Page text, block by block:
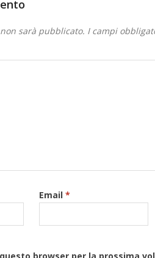
sarà pubblicato. I campi
Email *